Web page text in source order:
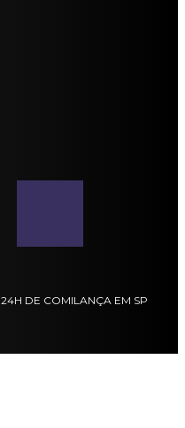
24H DE COMILANÇA EM SP